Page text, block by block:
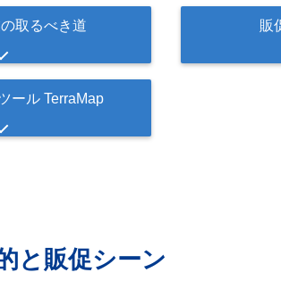
取るべき道 販
ール TerraMap
と販促シーン